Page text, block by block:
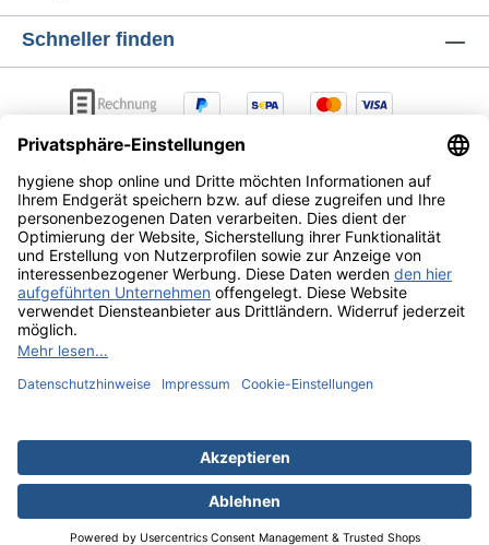
Schneller finden
AGB Lieferung & Versandkosten
Zahlungsarten
Versandkostenund ggf. Nachnahmegebühren, wenn nicht
anders angegeben.
Ihr Hygieneonlineshop